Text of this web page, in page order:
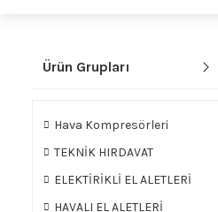
Ürün Grupları
Hava Kompresörleri
TEKNİK HIRDAVAT
ELEKTİRİKLİ EL ALETLERİ
HAVALI EL ALETLERİ